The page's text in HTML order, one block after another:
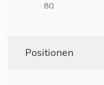
80
Positionen